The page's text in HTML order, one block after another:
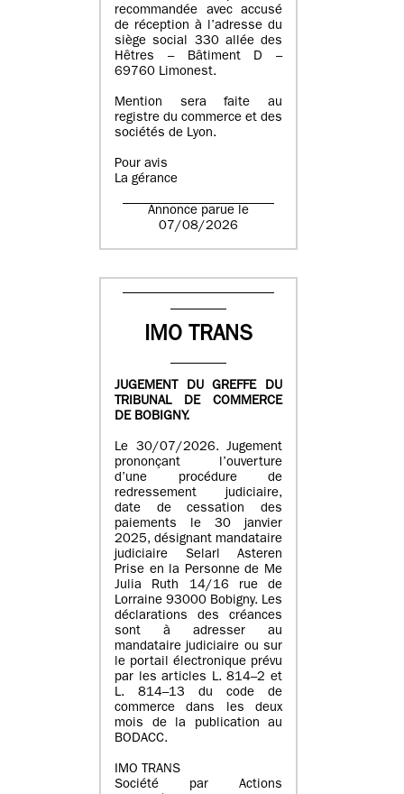
recommandée avec accusé
de réception à l’adresse du
siège social 330 allée des
Hêtres – Bâtiment D –
69760 Limonest.
Mention sera faite au
registre du commerce et des
sociétés de Lyon.
Pour avis
La gérance
Annonce parue le
07/08/2026
IMO TRANS
JUGEMENT DU GREFFE DU
TRIBUNAL DE COMMERCE
DE BOBIGNY.
Le 30/07/2026. Jugement
prononçant l’ouverture
d’une procédure de
redressement judiciaire,
date de cessation des
paiements le 30 janvier
2025, désignant mandataire
judiciaire Selarl Asteren
Prise en la Personne de Me
Julia Ruth 14/16 rue de
Lorraine 93000 Bobigny. Les
déclarations des créances
sont à adresser au
mandataire judiciaire ou sur
le portail électronique prévu
par les articles L. 814–2 et
L. 814–13 du code de
commerce dans les deux
mois de la publication au
BODACC.
IMO TRANS
Société par Actions